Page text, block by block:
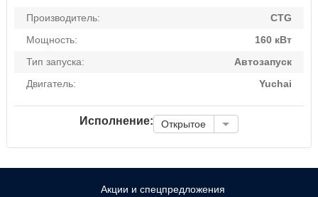
Производитель:
CTG
Мощность:
160 кВт
Тип запуска:
Автозапуск
Двигатель:
Yuchai
Исполнение: Открытое
Акции и спецпредложения